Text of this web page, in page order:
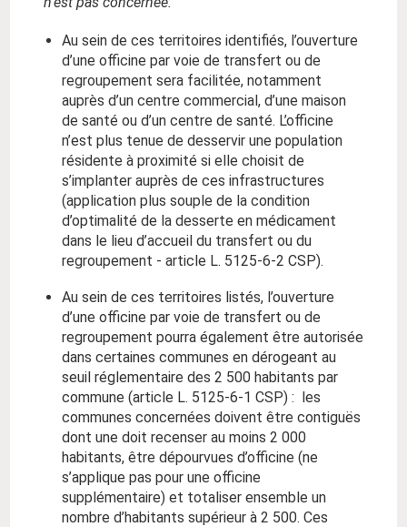
Au sein de ces territoires identifiés, l’ouverture
d’une officine par voie de transfert ou de
regroupement sera facilitée, notamment
auprès d’un centre commercial, d’une maison
de santé ou d’un centre de santé. L’officine
n’est plus tenue de desservir une population
résidente à proximité si elle choisit de
s’implanter auprès de ces infrastructures
(application plus souple de la condition
d’optimalité de la desserte en médicament
dans le lieu d’accueil du transfert ou du
regroupement - article L. 5125‑6-2 CSP).
Au sein de ces territoires listés, l’ouverture
d’une officine par voie de transfert ou de
regroupement pourra également être autorisée
dans certaines communes en dérogeant au
seuil réglementaire des 2 500 habitants par
commune (article L. 5125-6-1 CSP) : les
communes concernées doivent être contiguës
dont une doit recenser au moins 2 000
habitants, être dépourvues d’officine (ne
s’applique pas pour une officine
supplémentaire) et totaliser ensemble un
nombre d’habitants supérieur à 2 500. Ces